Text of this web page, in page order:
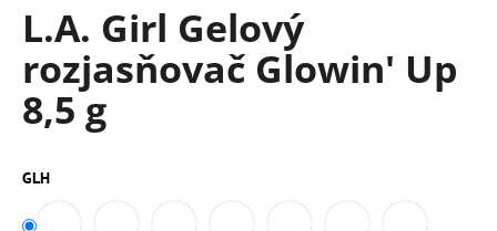
produktu
je
5
hvězdiček.
L.A. Girl Gelový
rozjasňovač Glowin' Up
8,5 g
GLH
HLEDAT
o
o